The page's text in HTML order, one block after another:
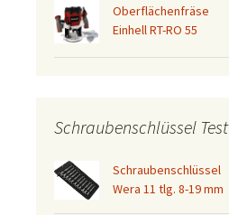
Oberflächenfräse
Einhell RT-RO 55
Schraubenschlüssel Test
Schraubenschlüssel
Wera 11 tlg. 8-19 mm